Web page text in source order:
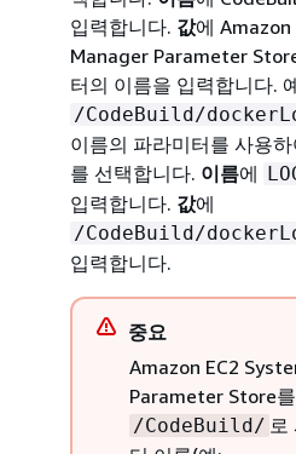
입력합니다. 값에 Amazon
Manager Parameter
터의 이름을 입력합니다.
/CodeBuild/
이름의 파라미터를 사용하
를 선택합니다. 이름에
입력합니다. 값에
/CodeBuild/
입력합니다.
중요
Amazon EC2
Parameter Store
/CodeBuild/ 로